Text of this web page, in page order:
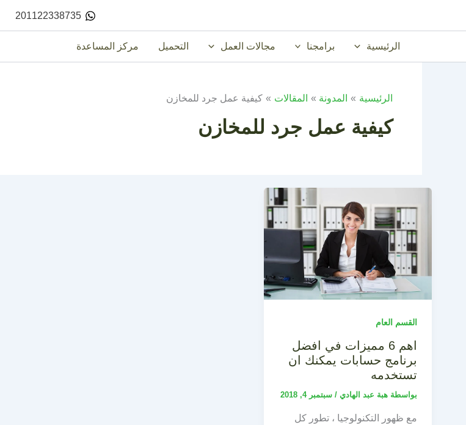
201122338735
الرئيسية برامجنا مجالات العمل التحميل مركز المساعدة
الرئيسية المدونة المقالات كيفية عمل جرد للمخازن
كيفية عمل جرد للمخازن
القسم العام
اهم 6 مميزات في افضل
برنامج حسابات يمكنك ان
تستخدمه
بواسطة هبة عبد الهادي / سبتمبر 4, 2018
مع ظهور التكنولوجيا ، تطور كل